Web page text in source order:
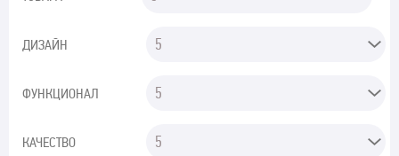
ДИЗАЙН
ФУНКЦИОНАЛ
КАЧЕСТВО